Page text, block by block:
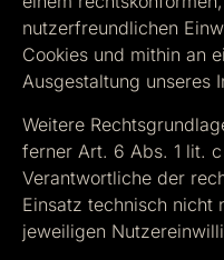
nutzerfreundlichen
Cookies und mithin an
Ausgestaltung unseres
Weitere
ferner Art. 6 Abs. 1 lit.
Verantwortliche der
Einsatz technisch nicht
jeweiligen